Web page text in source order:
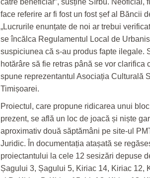
face referire ar fi fost un fost șef al Băncii
„Lucrurile enunțate de noi ar trebui
se încălca Regulamentul Local de
suspiciunea că s-au produs fapte ilegale.
hotărâre să fie retras până se vor clarifica
spune reprezentantul Asociația Culturală
Timișoarei.
Proiectul, care propune ridicarea unui
prezent, se află un loc de joacă și niște
aproximativ două săptămâni pe site-ul
Juridic. În documentația atașată se
proiectantului la cele 12 sesizări depuse
Șagului 3, Șagului 5, Kiriac 14, Kiriac 12,